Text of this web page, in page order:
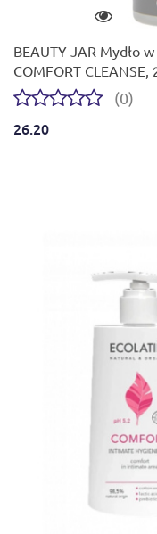
BEAUTY JAR Mydło
COMFORT CLEANSE,
(0)
26.20